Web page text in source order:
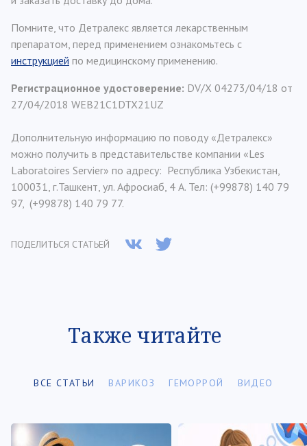
Помните, что Детралекс является лекарственным
препаратом, перед применением ознакомьтесь с
инструкцией по медицинскому применению.
Регистрационное удостоверение: DV/X 04273/04/18 от
27/04/2018 WEB21C1DTX21UZ
Дополнительную информацию по поводу «Детралекс»
можно получить в представительстве компании «Les
Laboratoires Servier» по адресу: Республика Узбекистан,
100031, г.Ташкент, ул. Афросиаб, 4 А. Тел: (+99878) 140 79
97, (+99878) 140 79 77.
ПОДЕЛИТЬСЯ СТАТЬЕЙ
Также читайте
ВСЕ СТАТЬИ ВАРИКОЗ ГЕМОРРОЙ ВИДЕО